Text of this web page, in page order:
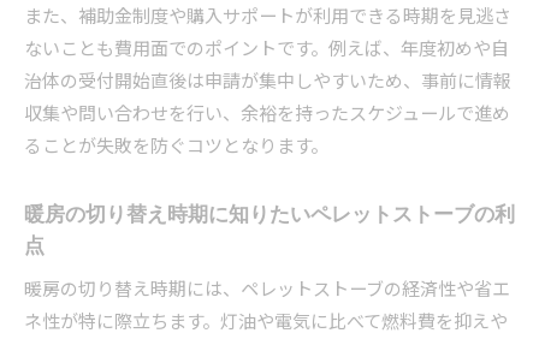
また、補助金制度や購入サポートが利用できる時期を見逃さ
ないことも費用面でのポイントです。例えば、年度初めや自
治体の受付開始直後は申請が集中しやすいため、事前に情報
収集や問い合わせを行い、余裕を持ったスケジュールで進め
ることが失敗を防ぐコツとなります。
暖房の切り替え時期に知りたいペレットストーブの利
点
暖房の切り替え時期には、ペレットストーブの経済性や省エ
ネ性が特に際立ちます。灯油や電気に比べて燃料費を抑えや